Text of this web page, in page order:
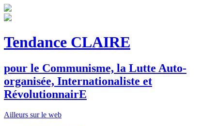
Tendance CLAIRE
pour le Communisme, la Lutte Auto-
organisée, Internationaliste et
RévolutionnairE
Ailleurs sur le web